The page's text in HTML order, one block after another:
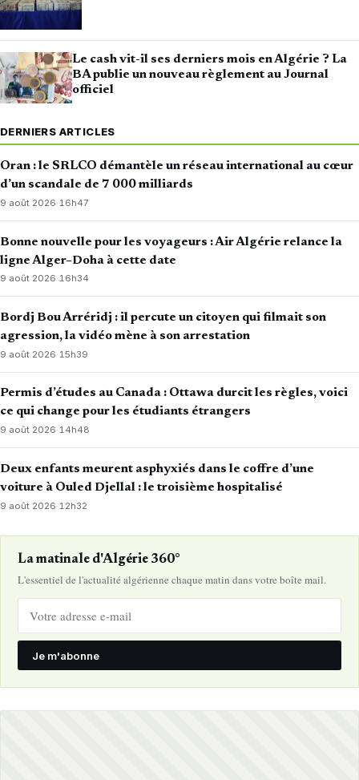
Le cash vit-il ses derniers mois en Algérie ? La
BA publie un nouveau règlement au Journal
officiel
DERNIERS ARTICLES
Oran : le SRLCO démantèle un réseau international au cœur
d’un scandale de 7 000 milliards
9 août 2026·16h47
Bonne nouvelle pour les voyageurs : Air Algérie relance la
ligne Alger–Doha à cette date
9 août 2026·16h34
Bordj Bou Arréridj : il percute un citoyen qui filmait son
agression, la vidéo mène à son arrestation
9 août 2026· 15h39
Permis d’études au Canada : Ottawa durcit les règles, voici
ce qui change pour les étudiants étrangers
9 août 2026·14h48
Deux enfants meurent asphyxiés dans le coffre d’une
voiture à Ouled Djellal : le troisième hospitalisé
9 août 2026· 12h32
La matinale d'Algérie 360°
L'essentiel de l'actualité algérienne chaque matin dans votre boîte mail.
Je m'abonne